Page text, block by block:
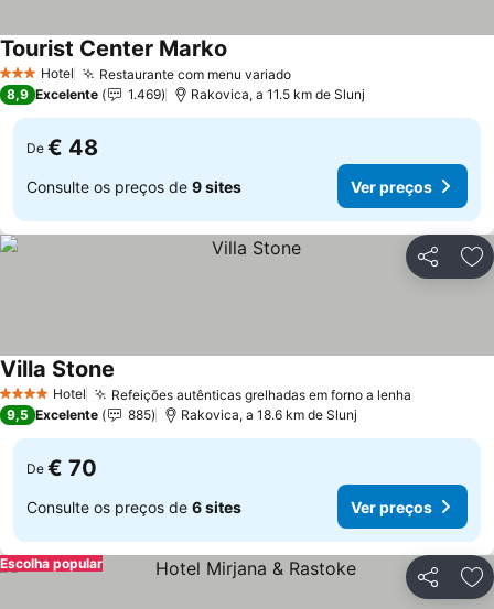
3 EstrelasHotel Restaurante com menu variado
Tourist Center Marko
8,9 Excelente 1.469 Rakovica, a 11.5 km de Slunj
De € 48
Consulte os preços de 9 sites Ver preços
Partilhar
4 EstrelasHotel Refeições autênticas grelhadas em forno a lenha
Villa Stone
9,5 Excelente 885 Rakovica, a 18.6 km de Slunj
De € 70
Consulte os preços de 6 sites Ver preços
Partilhar
Escolha popular